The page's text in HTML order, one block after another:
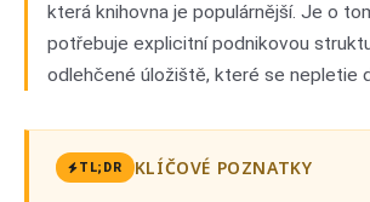
která knihovna je populárnější. Je o
potřebuje explicitní podnikovou
odlehčené úložiště, které se nepletie
TL;DR KLÍČOVÉ POZNATKY